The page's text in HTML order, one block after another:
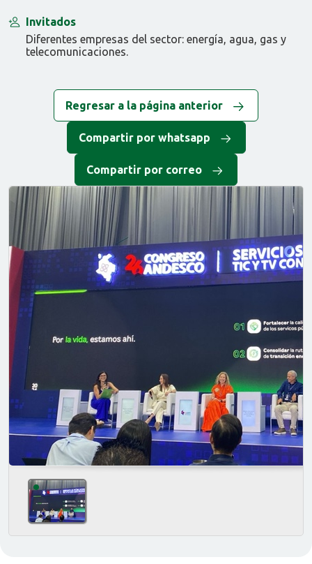
Invitados
Diferentes empresas del sector: energía, agua, gas y
telecomunicaciones.
Regresar a la página anterior
Compartir por whatsapp
Compartir por correo